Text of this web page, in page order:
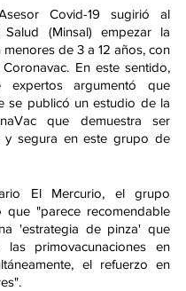
Covid-19 sugirió al
(Minsal) empezar la
menores de 3 a 12 años, con
En este sentido,
argumentó que
se publicó un estudio de la
que demuestra ser
y segura en este grupo de
El Mercurio, el grupo
que "parece recomendable
'estrategia de pinza' que
primovacunaciones en
el refuerzo en